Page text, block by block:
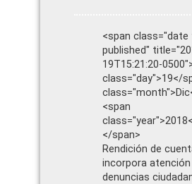
<span class="date
published"
19T15:21:20-
class="day">19</
<span
</span>
Rendición de
incorpora
denuncias